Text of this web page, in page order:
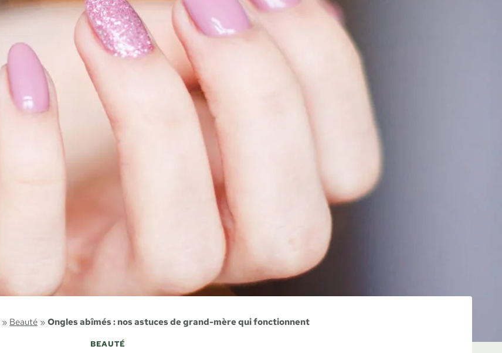
» Beauté »Ongles abîmés : nos astuces de grand-mère qui fonctionnent
BEAUTÉ